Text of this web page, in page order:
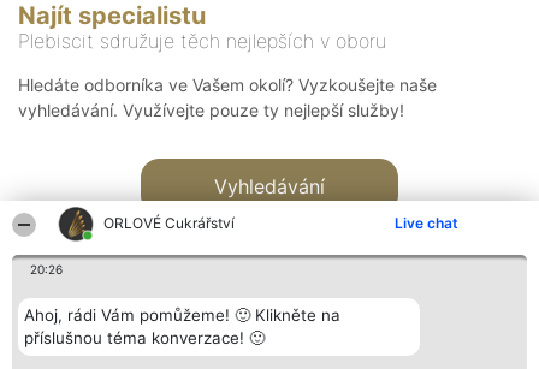
ORLOVÉ Cukrářství Live chat
20:26
Ahoj, rádi Vám pomůžeme! 🙂 Klikněte na
příslušnou téma konverzace! 🙂
Najít specialistu
Plebiscit sdružuje těch nejlepších v oboru
Hledáte odborníka ve Vašem okolí? Vyzkoušejte naše
vyhledávání. Využívejte pouze ty nejlepší služby!
Vyhledávání